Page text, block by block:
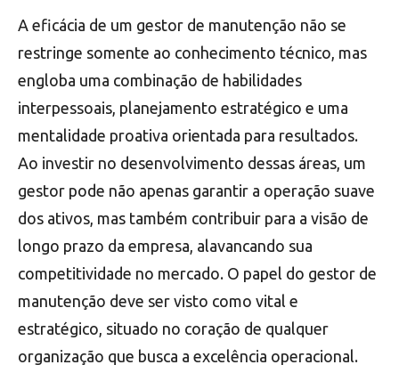
A eficácia de um gestor de manutenção não se
restringe somente ao conhecimento técnico, mas
engloba uma combinação de habilidades
interpessoais, planejamento estratégico e uma
mentalidade proativa orientada para resultados.
Ao investir no desenvolvimento dessas áreas, um
gestor pode não apenas garantir a operação suave
dos ativos, mas também contribuir para a visão de
longo prazo da empresa, alavancando sua
competitividade no mercado. O papel do gestor de
manutenção deve ser visto como vital e
estratégico, situado no coração de qualquer
organização que busca a excelência operacional.